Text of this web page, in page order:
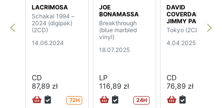
LACRIMOSA
Schakal 1994 –
2024 (digipak)
(2CD)
14.06.2024
CD
87,89 zł
72H
JOE
BONAMASSA
Breakthrough
(blue marbled
vinyl)
18.07.2025
LP
116,89 zł
24H
DAVID
COVERDALE /
JIMMY PAGE
Tokyo (2CD)
4.04.2025
CD
76,89 zł